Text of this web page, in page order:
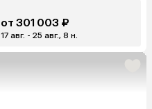
от 301 003 ₽
17 авг. - 25 авг., 8 н.